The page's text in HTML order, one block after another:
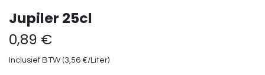
Jupiler 25cl
0,89 €
Inclusief BTW (3,56 €/Liter)